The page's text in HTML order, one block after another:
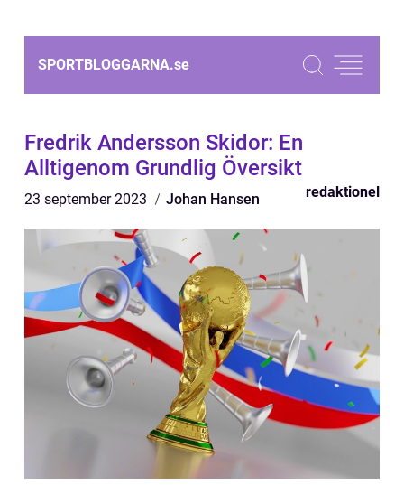
SPORTBLOGGARNA.se
Fredrik Andersson Skidor: En
Alltigenom Grundlig Översikt
23 september 2023 Johan Hansen redaktionel